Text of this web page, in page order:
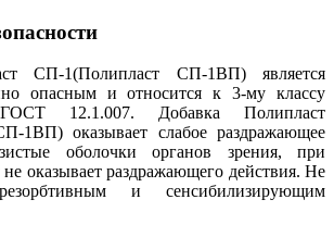
СП-1(Полипласт СП-1ВП) является
опасным и относится к 3-му классу
12.1.007. Добавка Полипласт
1ВП) оказывает слабое раздражающее
оболочки органов зрения, при
оказывает раздражающего действия. Не
и сенсибилизирующим